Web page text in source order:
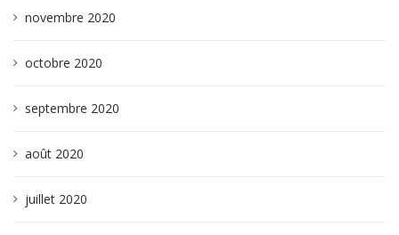
novembre 2020
octobre 2020
septembre 2020
août 2020
juillet 2020